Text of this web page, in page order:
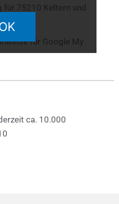
für 75210 Keltern und
für Google My
ca. 10.000